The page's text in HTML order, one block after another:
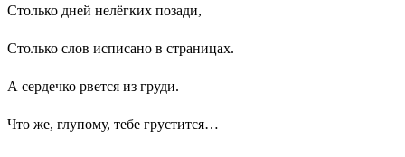
Столько дней нелёгких позади,
Столько слов исписано в страницах.
А сердечко рвется из груди.
Что же, глупому, тебе грустится…